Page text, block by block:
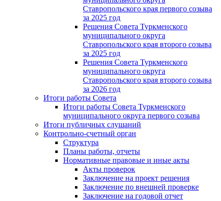
Ставропольского края первого созыва
за 2025 год
Решения Совета Туркменского
муниципального округа
Ставропольского края второго созыва
за 2025 год
Решения Совета Туркменского
муниципального округа
Ставропольского края второго созыва
за 2026 год
Итоги работы Совета
Итоги работы Совета Туркменского
муниципального округа первого созыва
Итоги публичных слушаний
Контрольно-счетный орган
Структура
Планы работы, отчеты
Нормативные правовые и иные акты
Акты проверок
Заключение на проект решения
Заключение по внешней проверке
Заключение на годовой отчет